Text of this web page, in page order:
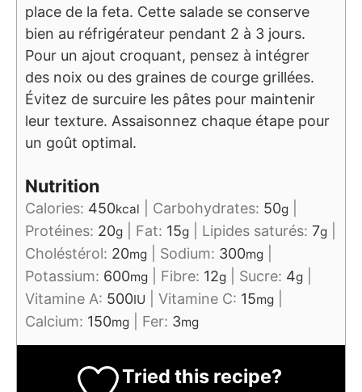
place de la feta. Cette salade se conserve
bien au réfrigérateur pendant 2 à 3 jours.
Pour un ajout croquant, pensez à intégrer
des noix ou des graines de courge grillées.
Évitez de surcuire les pâtes pour maintenir
leur texture. Assaisonnez chaque étape pour
un goût optimal.
Nutrition
Calories: 450kcal Carbohydrates: 50g
Protéines: 20g Fat: 15g Lipides saturés: 7g
Choléstérol: 20mg Sodium: 300mg
Potassium: 600mg Fibre: 12g Sucre: 4g
Vitamine A: 500IU Vitamine C: 15mg
Calcium: 150mg Fer: 3mg
Tried this recipe?